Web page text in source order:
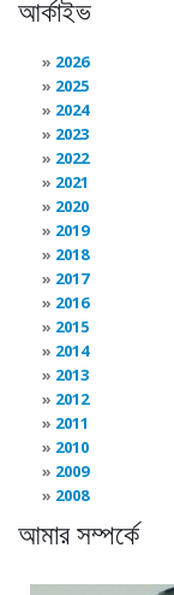
আর্কাইভ
2026
2025
2024
2023
2022
2021
2020
2019
2018
2017
2016
2015
2014
2013
2012
2011
2010
2009
2008
আমার সম্পর্কে